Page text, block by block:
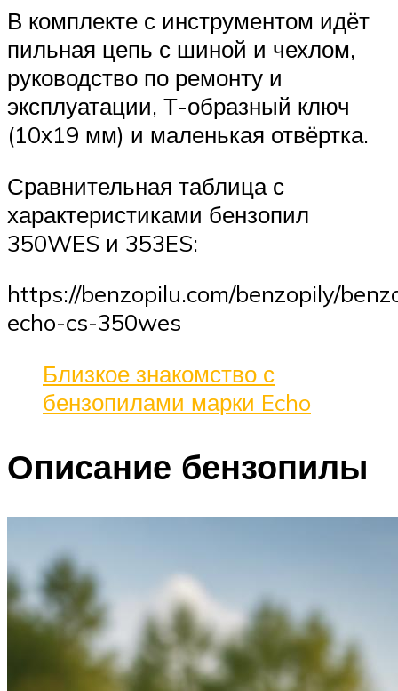
В комплекте с инструментом идёт
пильная цепь с шиной и чехлом,
руководство по ремонту и
эксплуатации, Т-образный ключ
(10х19 мм) и маленькая отвёртка.
Сравнительная таблица с
характеристиками бензопил
350WES и 353ES:
https://benzopilu.com/benzopily/
echo-cs-350wes
Близкое знакомство с
бензопилами марки Echo
Описание бензопилы